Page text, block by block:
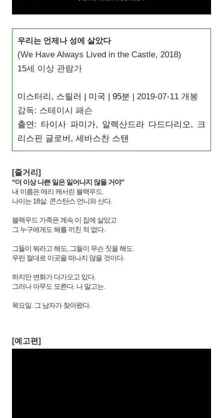
우리는 언제나 성에 살았다
(We Have Always Lived in the Castle, 2018)
15세 이상 관람가
미스터리, 스릴러 | 미국 | 95분 | 2019-07-11 개봉
감독: 스테이시 패슨
출연: 타이사 파미가, 알렉산드라 다드다리오, 크
리스핀 글로버, 세바스찬 스탠
[줄거리]
“더 이상 나쁜 일은 일어나지 않을 거야”
내 이름은 메리 캐서린 블랙우드.
나이는 18살. 콘스탄스 언니와 산다.
블랙우드 가족은 계속 이 집에 살았고
그 누구에게도 해를 끼친 적 없다.
그들이 뭐라고 해도, 그들이 무슨 짓을 해도.
우린 절대로 이곳을 떠나지 않을 것이다.
하지만 변화가 다가오고 있다.
그러나 아무도 모른다. 나 말고는.
목요일. 그 남자가 찾아왔다.
[예고편]